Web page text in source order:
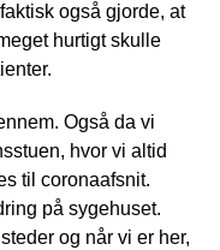
også gjorde, at
hurtigt skulle
Også da vi
hvor vi altid
til coronaafsnit.
på sygehuset.
og når vi er her,